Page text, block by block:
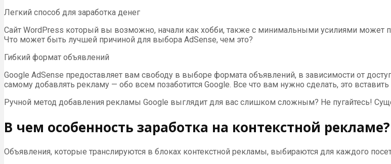
Легкий способ для заработка денег
Сайт WordPress который вы возможно, начали как хобби, также с минимальными усилиями может
Что может быть лучшей причиной для выбора AdSense, чем это?
Гибкий формат объявлений
Google AdSense предоставляет вам свободу в выборе формата объявлений, в зависимости от
самому добавлять рекламу — обо всем позаботится Google. Все что вам нужно сделать, это
Ручной метод добавления рекламы Google выглядит для вас слишком сложным? Не пугайтесь!
В чем особенность заработка на контекстной рекламе?
Объявления, которые транслируются в блоках контекстной рекламы, выбираются для каждого